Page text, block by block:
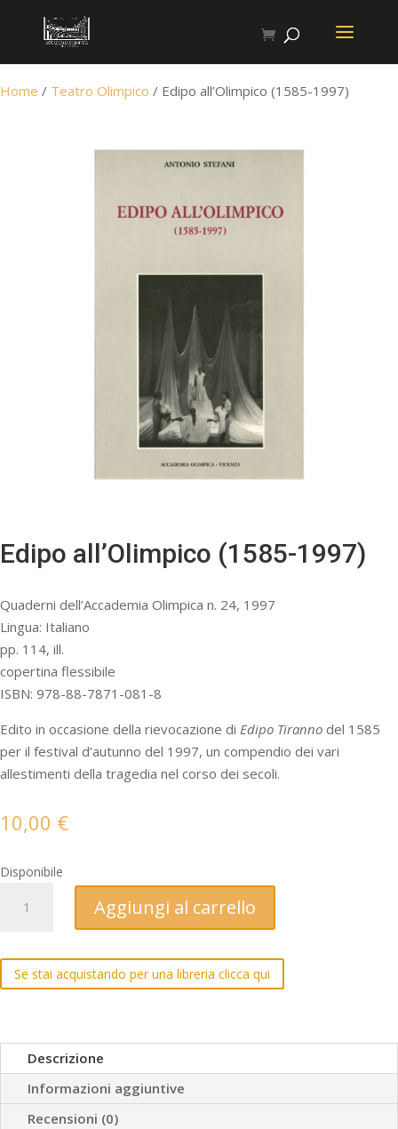
Home / Teatro Olimpico / Edipo all’Olimpico (1585-1997)
Edipo all’Olimpico (1585-1997)
Quaderni dell’Accademia Olimpica n. 24, 1997
Lingua: Italiano
pp. 114, ill.
copertina flessibile
ISBN: 978-88-7871-081-8
Edito in occasione della rievocazione di Edipo Tiranno del 1585
per il festival d’autunno del 1997, un compendio dei vari
allestimenti della tragedia nel corso dei secoli.
10,00 €
Disponibile
all'Olimpico
1997)
quantità
Aggiungi al carrello
Se stai acquistando per una libreria clicca qui
Descrizione
Informazioni aggiuntive
Recensioni (0)